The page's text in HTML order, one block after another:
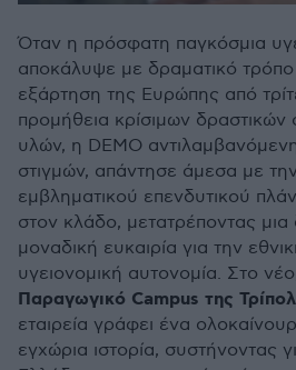
Όταν η πρόσφατη παγκόσμια
αποκάλυψε με δραματικό τρόπο
εξάρτηση της Ευρώπης από
προμήθεια κρίσιμων
υλών, η DEMO
στιγμών, απάντησε άμεσα με
εμβληματικού επενδυτικού
στον κλάδο, μετατρέποντας μια
μοναδική ευκαιρία για την
υγειονομική αυτονομία. Στο
Παραγωγικό Campus της
εταιρεία γράφει ένα
εγχώρια ιστορία, συστήνοντας